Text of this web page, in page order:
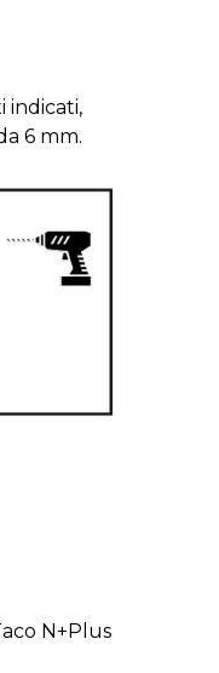
indicati,
6 mm.
N+Plus